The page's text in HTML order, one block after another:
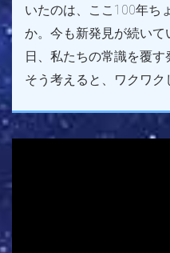
いたのは、ここ100年ち
か。今も新発見が続い
日、私たちの常識を覆す
そう考えると、ワクワク